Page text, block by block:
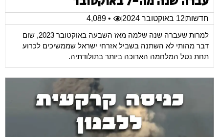
חדשות12 באוקטובר 2024
• 4,089
למרות שעברה שנה שלמה מאז השבעה באוקטובר 2023, שום
דבר מהותי לא השתנה בשביל אזרחי ישראל שממשיכים לכרוע
תחת נטל המלחמה הארוכה ביותר בתולודתיה.